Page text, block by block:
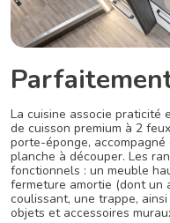
La cuisine associe praticité
de cuisson premium à 2
porte-éponge,
planche à découper. Les
fonctionnels : un meuble
fermeture amortie (dont un
coulissant, une trappe,
objets et accessoires